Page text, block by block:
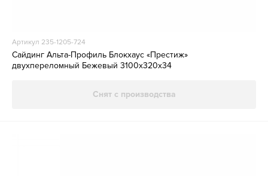
Артикул 235-1205-724
Сайдинг Альта-Профиль Блокхаус «Престиж»
двухпереломный Бежевый 3100х320х34
Снят с производства